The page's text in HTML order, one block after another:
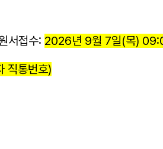
서접수: 2026년 9월 7일(목)
직통번호)